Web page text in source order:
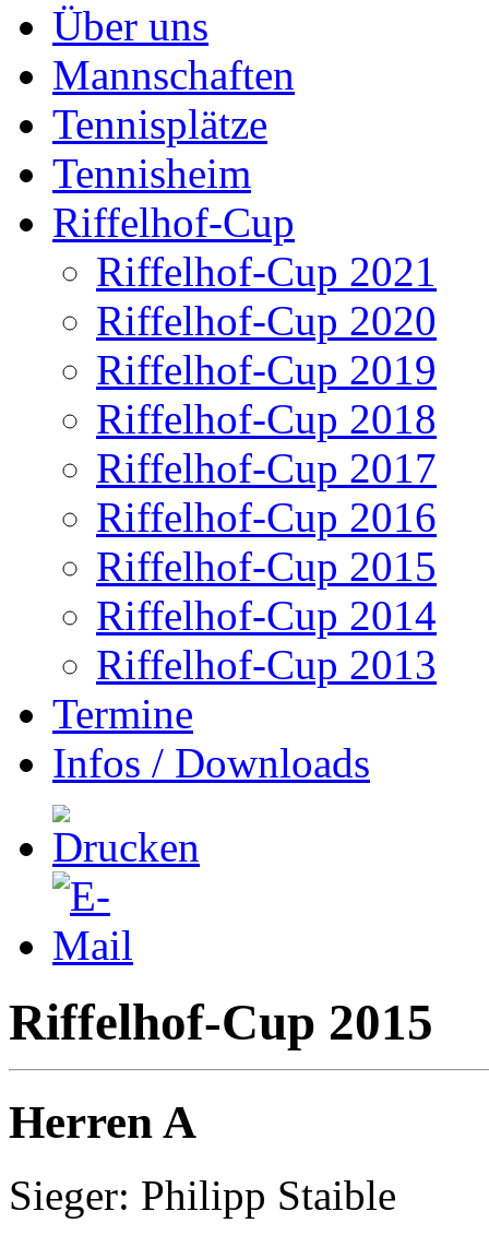
Über uns
Mannschaften
Tennisplätze
Tennisheim
Riffelhof-Cup
Riffelhof-Cup 2021
Riffelhof-Cup 2020
Riffelhof-Cup 2019
Riffelhof-Cup 2018
Riffelhof-Cup 2017
Riffelhof-Cup 2016
Riffelhof-Cup 2015
Riffelhof-Cup 2014
Riffelhof-Cup 2013
Termine
Infos / Downloads
Riffelhof-Cup 2015
Herren A
Sieger: Philipp Staible